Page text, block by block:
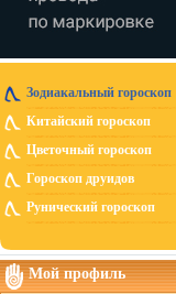
Зодиакальный гороскоп
Китайский гороскоп
Цветочный гороскоп
Гороскоп друидов
Рунический гороскоп
Мой профиль